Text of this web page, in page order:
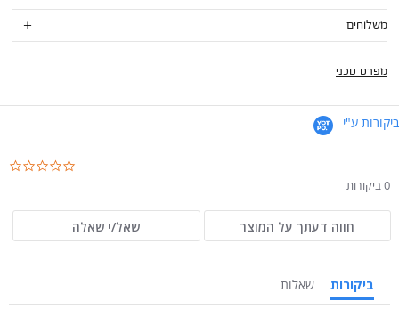
משלוחים
מפרט טכני
ביקורות ע"י
0 ביקורות
חווה דעתך על המוצר שאל/י שאלה
ביקורות שאלות